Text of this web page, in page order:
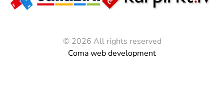
© 2026 All rights reserved
Coma web development